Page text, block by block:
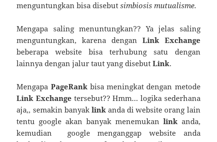
menguntungkan bisa disebutsimbiosis mutualisme.
Mengapa saling menuntungkan?? Ya jelas saling
menguntungkan, karena dengan Link Exchange
beberapa website bisa terhubung satu dengan
lainnya dengan jalur taut yang disebutLink.
Mengapa PageRankbisa meningkat dengan metode
Link Exchange tersebut?? Hmm… logika sederhana
aja,, semakin banyak linkanda di website orang lain
tentu google akan banyak menemukan linkanda,
kemudian google menganggap website anda